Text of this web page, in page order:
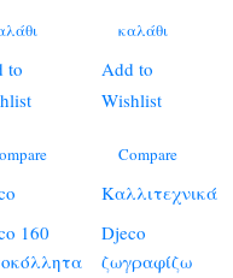
to
160
καλάθι
Add to
Wishlist
Compare
Καλλιτεχνικά
Djeco
ζωγραφίζω